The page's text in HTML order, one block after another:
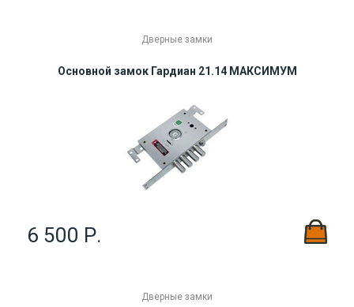
Дверные замки
Основной замок Гардиан 21.14 МАКСИМУМ
6 500 Р.
Дверные замки